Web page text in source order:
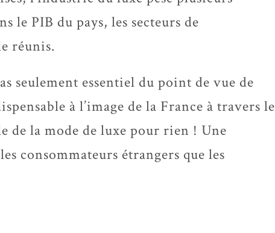
le PIB du pays, les secteurs de
réunis.
seulement essentiel du point de vue de
à l’image de la France à travers le
de la mode de luxe pour rien ! Une
consommateurs étrangers que les